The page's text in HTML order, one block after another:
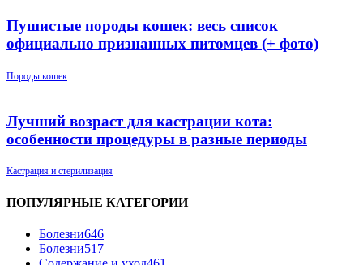
Пушистые породы кошек: весь список
официально признанных питомцев (+ фото)
Породы кошек
Лучший возраст для кастрации кота:
особенности процедуры в разные периоды
Кастрация и стерилизация
ПОПУЛЯРНЫЕ КАТЕГОРИИ
Болезни646
Болезни517